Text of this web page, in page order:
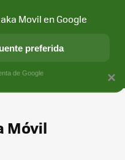
APLICACIONES
Móvil
×
Movil en Google
preferida
de Google